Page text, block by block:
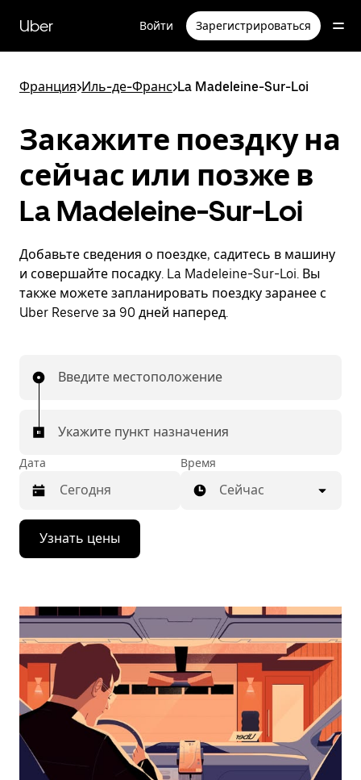
перейти
к
Uber Войти Зарегистрироваться
Франция>Иль-де-Франс>La Madeleine-Sur-Loi
Закажите поездку на
сейчас или позже в
La Madeleine-Sur-Loi
Добавьте сведения о поездке, садитесь в машину
и совершайте посадку. La Madeleine-Sur-Loi. Вы
также можете запланировать поездку заранее с
Uber Reserve за 90 дней наперед.
Введите местоположение
Укажите пункт назначения
Дата
Нажмите
стрелку
вниз,
календарю
выбрать
дату.
Чтобы
закрыть
календарь,
нажмите
Esc.
Время
Сейчас
Узнать цены